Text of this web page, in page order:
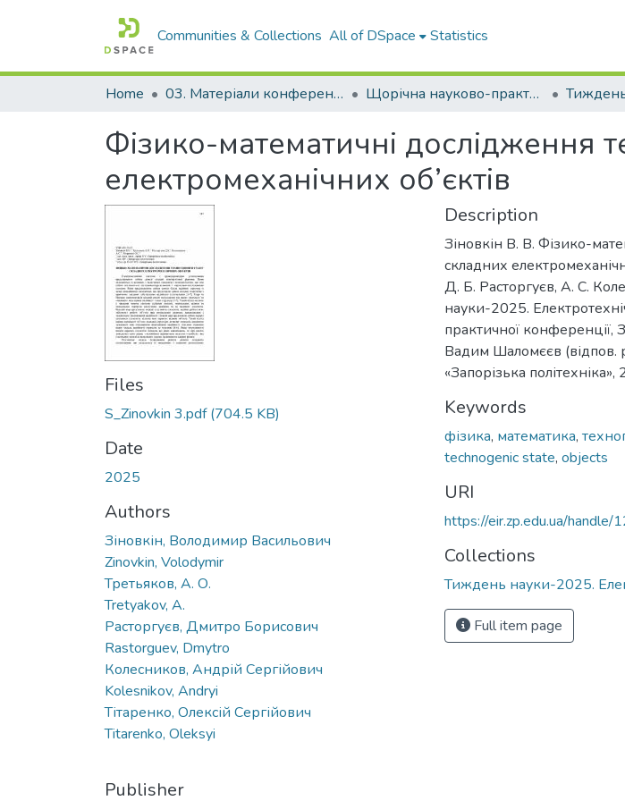
Communities & Collections All of DSpace Statistics
Home 03. Матеріали конференцій та семінарів Щорічна науково-практична конференція «Тиждень науки»
Фізико-математичні дослідження
електромеханічних об’єктів
Files
S_Zinovkin 3.pdf(704.5 KB)
Date
2025
Authors
Зіновкін, Володимир Васильович
Zinovkin, Volodymir
Третьяков, А. О.
Tretyakov, A.
Расторгуєв, Дмитро Борисович
Rastorguev, Dmytro
Колесников, Андрій Сергійович
Kolesnikov, Andryi
Тітаренко, Олексій Сергійович
Titarenko, Oleksyi
Publisher
Description
Зіновкін В. В. Фізико-
складних
Д. Б. Расторгуєв, А. С.
науки-2025.
практичної
Вадим Шаломєєв (відпов.
«Запорізька
Keywords
фізика, математика,
technogenic state, objects
URI
https://eir.zp.edu.ua/
Collections
Тиждень науки-2025.
Full item page